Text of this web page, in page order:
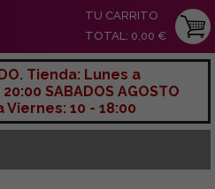
TU CARRITO
TOTAL: 0,00 €
Tienda: Lunes a
SABADOS AGOSTO
Viernes: 10 - 18:00